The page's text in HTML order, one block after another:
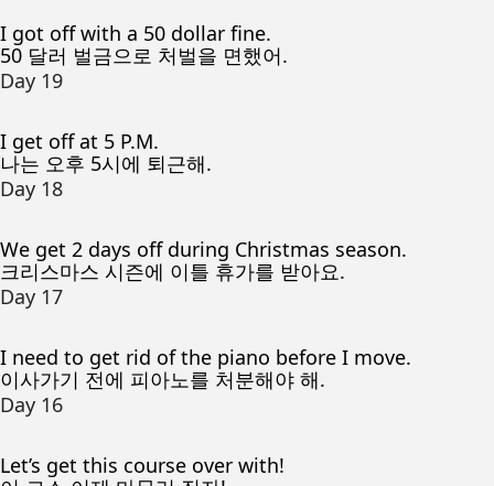
I got off with a 50 dollar fine.
50 달러 벌금으로 처벌을 면했어.
Day 19
I get off at 5 P.M.
나는 오후 5시에 퇴근해.
Day 18
We get 2 days off during Christmas season.
크리스마스 시즌에 이틀 휴가를 받아요.
Day 17
I need to get rid of the piano before I move.
이사가기 전에 피아노를 처분해야 해.
Day 16
Let’s get this course over with!